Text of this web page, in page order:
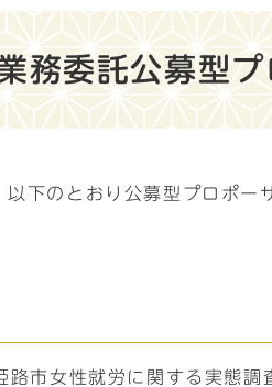
務委託公募型
下のとおり公募型プロポー
市女性就労に関する実態